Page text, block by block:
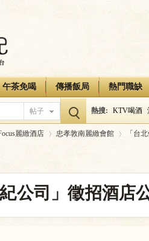
午茶免喝 傳播飯局 熱門職缺
帖子 熱搜: KTV喝酒
麗緻酒店
›
忠孝敦南麗緻會館
›
「台
公司」徵招酒店